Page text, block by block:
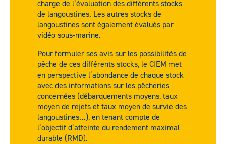
charge de l’évaluation des différents stocks
de langoustines. Les autres stocks de
langoustines sont également évalués par
vidéo sous-marine.
Pour formuler ses avis sur les possibilités de
pêche de ces différents stocks, le CIEM met
en perspective l’abondance de chaque stock
avec des informations sur les pêcheries
concernées (débarquements moyens, taux
moyen de rejets et taux moyen de survie des
langoustines…), en tenant compte de
l’objectif d’atteinte du rendement maximal
durable (RMD).